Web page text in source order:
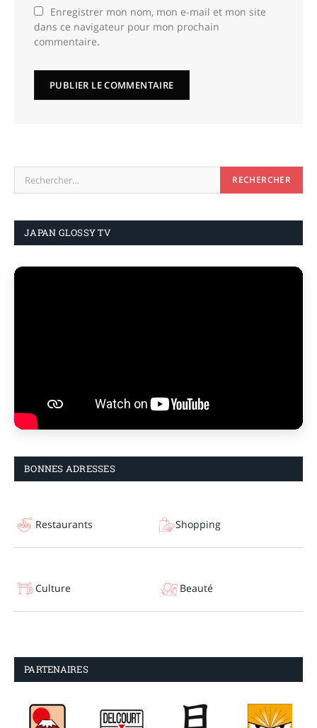
Enregistrer mon nom, mon e-mail et mon site
dans ce navigateur pour mon prochain
commentaire.
JAPAN GLOSSY TV
BONNES ADRESSES
Restaurants Shopping
Culture Beauté
PARTENAIRES